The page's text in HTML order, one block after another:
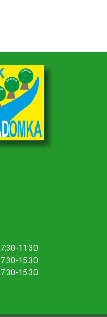
7:30-11:30
7:30-15:30
7:30-15:30